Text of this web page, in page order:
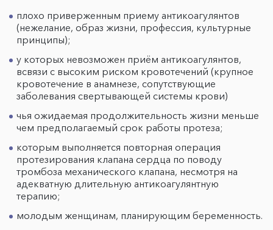
плохо приверженным приему антикоагулянтов
(нежелание, образ жизни, профессия, культурные
принципы);
у которых невозможен приём антикоагулянтов,
всвязи с высоким риском кровотечений (крупное
кровотечение в анамнезе, сопутствующие
заболевания свертывающей системы крови)
чья ожидаемая продолжительность жизни меньше
чем предполагаемый срок работы протеза;
которым выполняется повторная операция
протезирования клапана сердца по поводу
тромбоза механического клапана, несмотря на
адекватную длительную антикоагулянтную
терапию;
молодым женщинам, планирующим беременность.